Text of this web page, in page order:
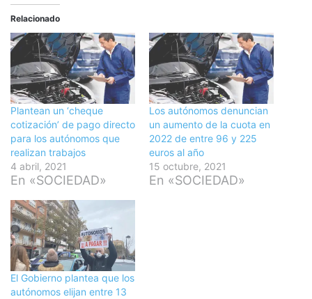
Relacionado
Plantean un ‘cheque
cotización’ de pago directo
para los autónomos que
realizan trabajos
4 abril, 2021
En «SOCIEDAD»
Los autónomos denuncian
un aumento de la cuota en
2022 de entre 96 y 225
euros al año
15 octubre, 2021
En «SOCIEDAD»
El Gobierno plantea que los
autónomos elijan entre 13